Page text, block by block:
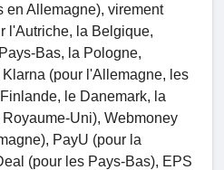
en Allemagne), virement
l'Autriche, la Belgique,
Bas, la Pologne,
(pour l'Allemagne, les
le Danemark, la
Uni), Webmoney
PayU (pour la
(pour les Pays-Bas), EPS